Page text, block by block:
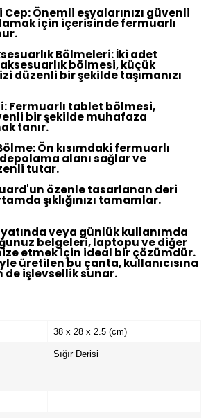
Cep:Önemli eşyalarınızı güvenli
için içerisinde fermuarlı
Bölmeleri:İki adet
bölmesi, küçük
düzenli bir şekilde taşımanızı
Fermuarlı tablet bölmesi,
bir şekilde muhafaza
tanır.
Ön kısımdaki fermuarlı
alanı sağlar ve
tutar.
özenle tasarlanan deri
şıklığınızı tamamlar.
veya günlük kullanımda
belgeleri, laptopu ve diğer
etmek için ideal bir çözümdür.
üretilen bu çanta, kullanıcısına
de işlevsellik sunar.
38 x 28 x 2.5 (cm)
Sığır Derisi